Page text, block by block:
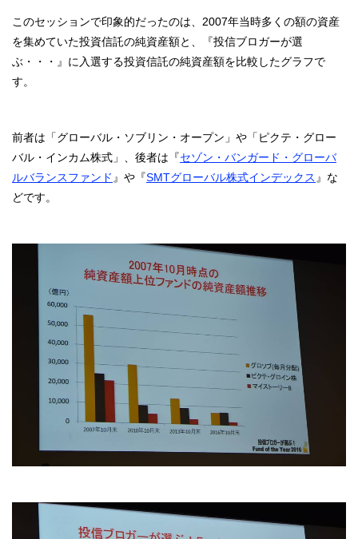
このセッションで印象的だったのは、2007年当時多くの額の資産
を集めていた投資信託の純資産額と、『投信ブロガーが選
ぶ・・・』に入選する投資信託の純資産額を比較したグラフで
す。
前者は「グローバル・ソブリン・オープン」や「ピクテ・グロー
バル・インカム株式」、後者は『セゾン・バンガード・グローバ
ルバランスファンド』や『SMTグローバル株式インデックス』な
どです。